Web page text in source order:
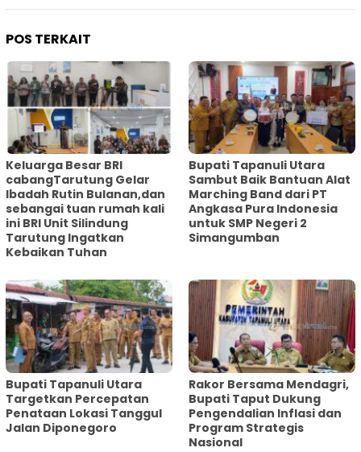
POS TERKAIT
Keluarga Besar BRI
cabangTarutung Gelar
Ibadah Rutin Bulanan,dan
sebangai tuan rumah kali
ini BRI Unit Silindung
Tarutung Ingatkan
Kebaikan Tuhan
Bupati Tapanuli Utara
Sambut Baik Bantuan Alat
Marching Band dari PT
Angkasa Pura Indonesia
untuk SMP Negeri 2
Simangumban
‎Bupati Tapanuli Utara
Targetkan Percepatan
Penataan Lokasi Tanggul
Jalan Diponegoro
Rakor Bersama Mendagri,
Bupati Taput Dukung
Pengendalian Inflasi dan
Program Strategis
Nasional‎